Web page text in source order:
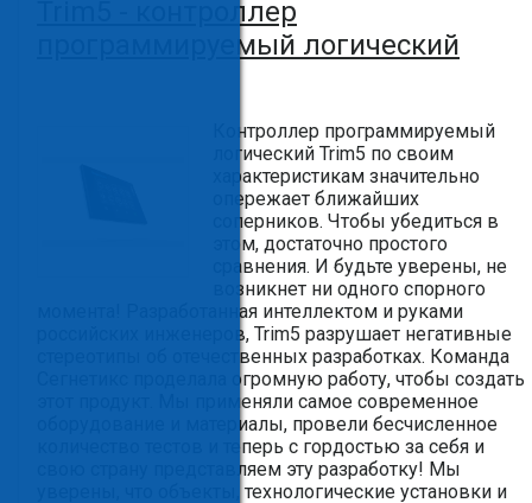
Trim5 - контроллер
программируемый логический
Контроллер программируемый
логический Trim5 по своим
характеристикам значительно
опережает ближайших
соперников. Чтобы убедиться в
этом, достаточно простого
сравнения. И будьте уверены, не
возникнет ни одного спорного
момента! Разработанная интеллектом и руками
российских инженеров, Trim5 разрушает негативные
стереотипы об отечественных разработках. Команда
Сегнетикс проделала огромную работу, чтобы создать
этот продукт. Мы применяли самое современное
оборудование и материалы, провели бесчисленное
количество тестов и теперь с гордостью за себя и
свою страну представляем эту разработку! Мы
уверены, что объекты, технологические установки и